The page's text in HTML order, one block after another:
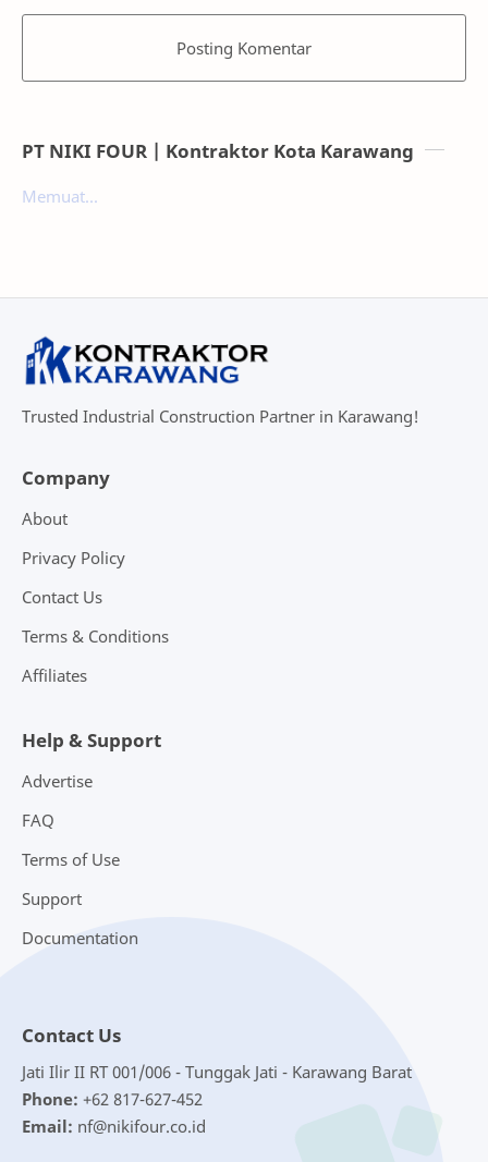
Posting Komentar
PT NIKI FOUR | Kontraktor Kota Karawang
Memuat...
Trusted Industrial Construction Partner in Karawang!
Company
About
Privacy Policy
Contact Us
Terms & Conditions
Affiliates
Help & Support
Advertise
FAQ
Terms of Use
Support
Documentation
Contact Us
Jati Ilir II RT 001/006 - Tunggak Jati - Karawang Barat
Phone: +62 817-627-452
Email: nf@nikifour.co.id